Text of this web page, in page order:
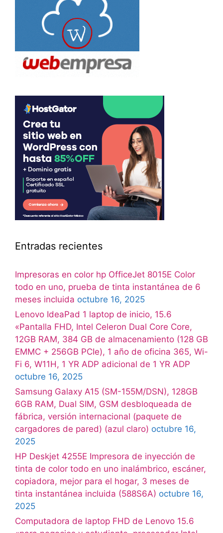
Entradas recientes
Impresoras en color hp OfficeJet 8015E Color
todo en uno, prueba de tinta instantánea de 6
meses incluida octubre 16, 2025
Lenovo IdeaPad 1 laptop de inicio, 15.6
«Pantalla FHD, Intel Celeron Dual Core Core,
12GB RAM, 384 GB de almacenamiento (128 GB
EMMC + 256GB PCIe), 1 año de oficina 365, Wi-
Fi 6, W11H, 1 YR ADP adicional de 1 YR ADP
octubre 16, 2025
Samsung Galaxy A15 (SM-155M/DSN), 128GB
6GB RAM, Dual SIM, GSM desbloqueada de
fábrica, versión internacional (paquete de
cargadores de pared) (azul claro) octubre 16,
2025
HP Deskjet 4255E Impresora de inyección de
tinta de color todo en uno inalámbrico, escáner,
copiadora, mejor para el hogar, 3 meses de
tinta instantánea incluida (588S6A) octubre 16,
2025
Computadora de laptop FHD de Lenovo 15.6